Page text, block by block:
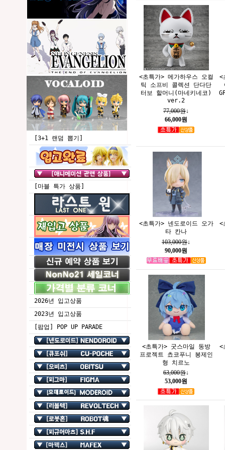
[3+1 랜덤 뽑기]
[마블 특가 상품]
2026년 입고상품
2023년 입고상품
[팝업] POP UP PARADE
<초특가> 메가하우스 오컬
틱 소프비 콜렉션 단다단
터보 할머니(마네키네코)
ver.2
77,000원↓
66,000원
<
<초특가> 넨도로이드 오가
타 칸나
103,000원↓
90,000원
<
<초특가> 굿스마일 동방
프로젝트 쵸코푸니 봉제인
형 치르노
63,000원↓
53,000원
<